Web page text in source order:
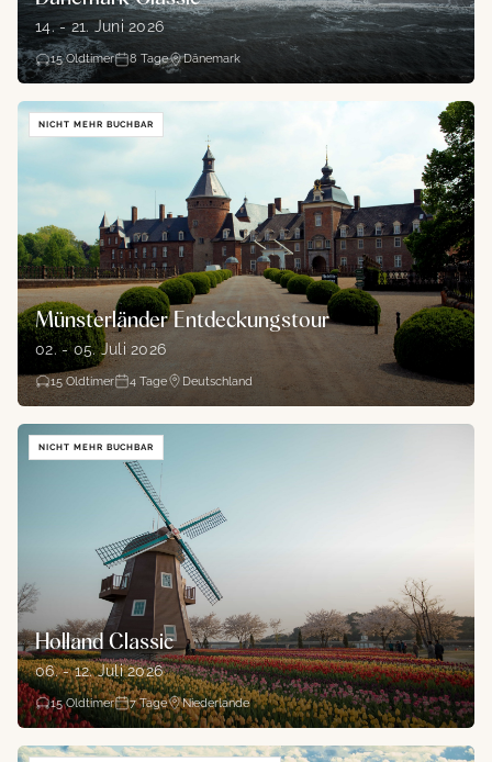
14. - 21. Juni 2026
15Oldtimer 8 Tage Dänemark
NICHT MEHR BUCHBAR
Münsterländer Entdeckungstour
02. - 05. Juli 2026
15 Oldtimer 4 Tage Deutschland
NICHT MEHR BUCHBAR
Holland Classic
06. - 12. Juli 2026
15Oldtimer 7Tage Niederlande